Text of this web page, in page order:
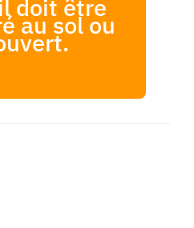
doit être
au sol ou